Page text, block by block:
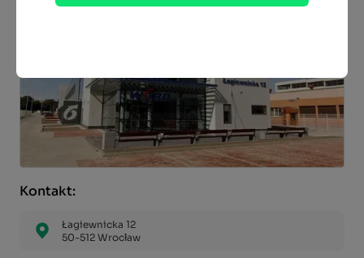
Kontakt:
Łagiewnicka 12
50-512 Wrocław